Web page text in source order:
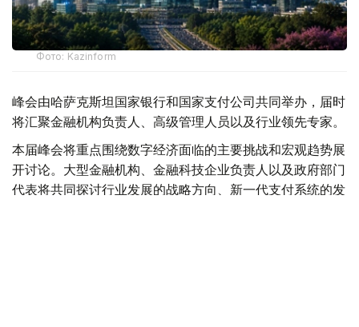
Фото: Kazinform
峰会由哈萨克斯坦国家银行和国家支付公司共同举办，届时
将汇聚金融机构负责人、高级管理人员以及行业领先专家。
本届峰会将重点围绕数字经济面临的主要挑战和宏观趋势展
开讨论。大型金融机构、金融科技企业负责人以及政府部门
代表将共同探讨行业发展的战略方向、新一代支付系统的发